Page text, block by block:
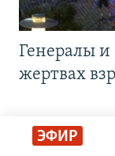
ЭФИР
Генералы и
жертвах